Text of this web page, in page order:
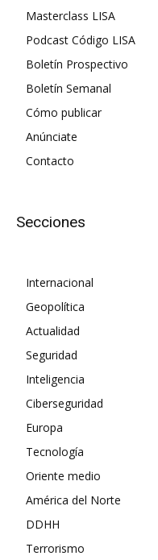
Masterclass LISA
Podcast Código LISA
Boletín Prospectivo
Boletín Semanal
Cómo publicar
Anúnciate
Contacto
Secciones
Internacional
Geopolítica
Actualidad
Seguridad
Inteligencia
Ciberseguridad
Europa
Tecnología
Oriente medio
América del Norte
DDHH
Terrorismo